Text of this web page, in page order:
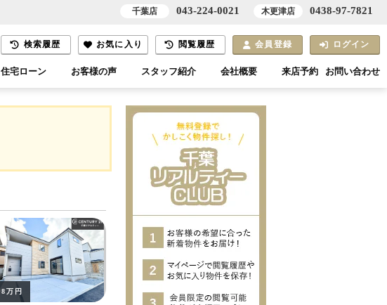
検索履歴 お気に入り 閲覧履歴 会員登録 ログイン
住宅ローン お客様の声 スタッフ紹介 会社概要 来店予約 お問い合わせ
千葉店 043-224-0021 木更津店 0438-97-7821